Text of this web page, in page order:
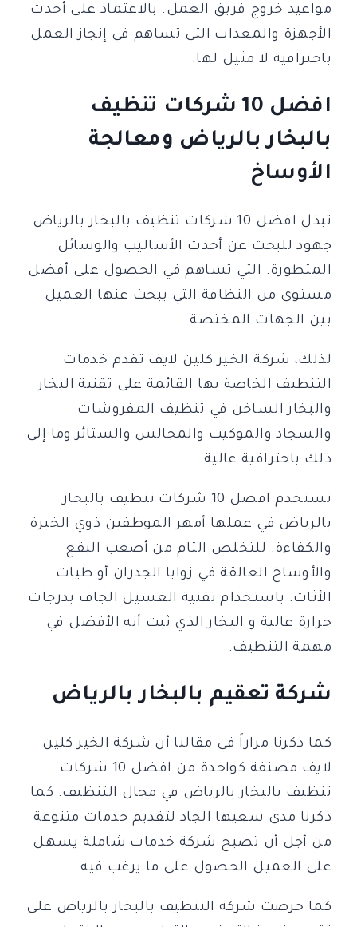
مواعيد خروج فريق العمل. بالاعتماد على أحدث
الأجهزة والمعدات التي تساهم في إنجاز العمل
باحترافية لا مثيل لها.
افضل 10 شركات تنظيف
بالبخار بالرياض ومعالجة
الأوساخ
تبذل افضل 10 شركات تنظيف بالبخار بالرياض
جهود للبحث عن أحدث الأساليب والوسائل
المتطورة. التي تساهم في الحصول على أفضل
مستوى من النظافة التي يبحث عنها العميل
بين الجهات المختصة.
لذلك، شركة الخير كلين لايف تقدم خدمات
التنظيف الخاصة بها القائمة على تقنية البخار
والبخار الساخن في تنظيف المفروشات
والسجاد والموكيت والمجالس والستائر وما إلى
ذلك باحترافية عالية.
تستخدم افضل 10 شركات تنظيف بالبخار
بالرياض في عملها أمهر الموظفين ذوي الخبرة
والكفاءة. للتخلص التام من أصعب البقع
والأوساخ العالقة في زوايا الجدران أو طيات
الأثاث. باستخدام تقنية الغسيل الجاف بدرجات
حرارة عالية و البخار الذي ثبت أنه الأفضل في
مهمة التنظيف.
شركة تعقيم بالبخار بالرياض
كما ذكرنا مراراً في مقالنا أن شركة الخير كلين
لايف مصنفة كواحدة من افضل 10 شركات
تنظيف بالبخار بالرياض في مجال التنظيف. كما
ذكرنا مدى سعيها الجاد لتقديم خدمات متنوعة
من أجل أن تصبح شركة خدمات شاملة يسهل
على العميل الحصول على ما يرغب فيه.
كما حرصت شركة التنظيف بالبخار بالرياض على